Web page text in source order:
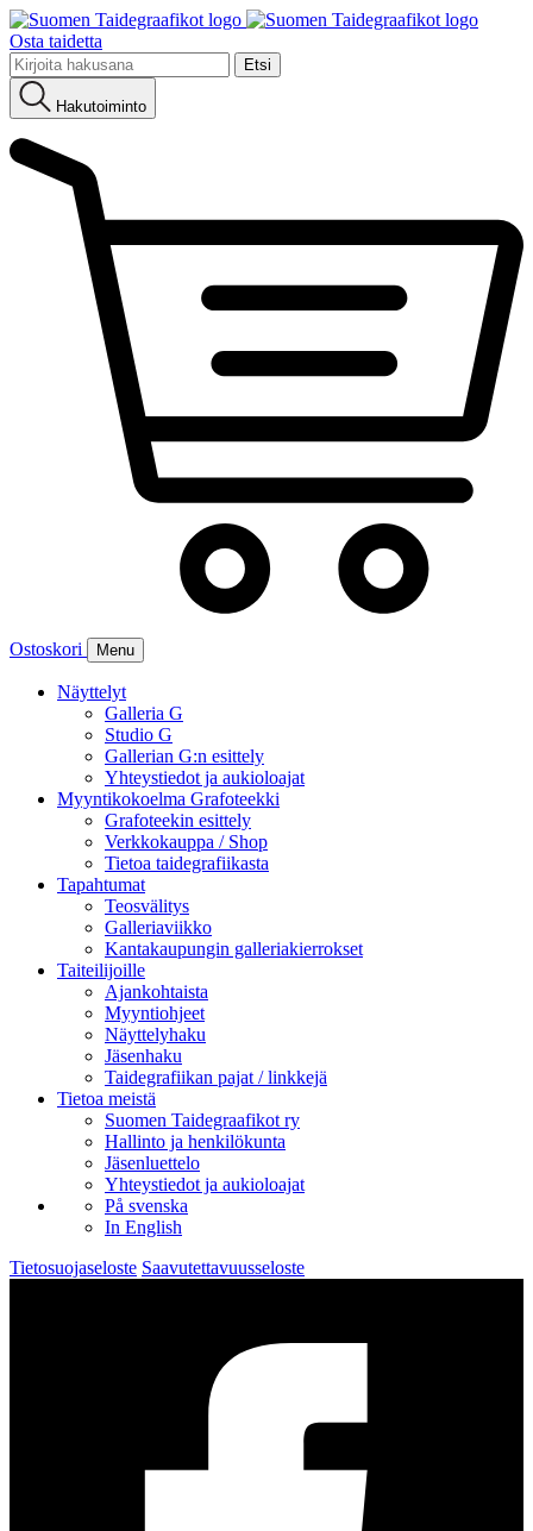
Osta taidetta
Etsi:
Hakutoiminto
Ostoskori Menu
Näyttelyt
Galleria G
Studio G
Gallerian G:n esittely
Yhteystiedot ja aukioloajat
Myyntikokoelma Grafoteekki
Grafoteekin esittely
Verkkokauppa / Shop
Tietoa taidegrafiikasta
Tapahtumat
Teosvälitys
Galleriaviikko
Kantakaupungin galleriakierrokset
Taiteilijoille
Ajankohtaista
Myyntiohjeet
Näyttelyhaku
Jäsenhaku
Taidegrafiikan pajat / linkkejä
Tietoa meistä
Suomen Taidegraafikot ry
Hallinto ja henkilökunta
Jäsenluettelo
Yhteystiedot ja aukioloajat
På svenska
In English
Tietosuojaseloste Saavutettavuusseloste